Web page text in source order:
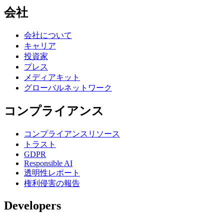
会社
会社について
キャリア
投資家
プレス
メディアキット
グローバルネットワーク
コンプライアンス
コンプライアンスリソース
トラスト
GDPR
Responsible AI
透明性レポート
権利侵害の報告
Developers